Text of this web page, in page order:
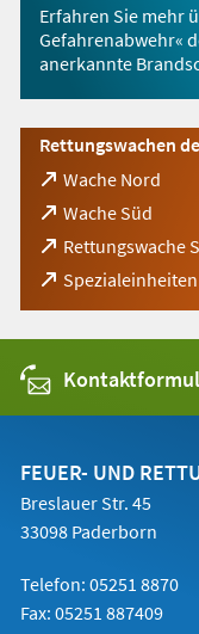
Erfahren Sie mehr
Gefahrenabwehr«
anerkannte
Rettungswachen
Wache Nord
(Öffnet
in
einem
neuen
Tab)
Wache Süd
(Öffnet
in
einem
neuen
Tab)
Rettungswache
(Öffnet
in
einem
neuen
Tab)
(Öffnet
Tab)
FEUER- UND
Breslauer Str. 45
33098 Paderborn
Telefon: 05251 8870
Fax: 05251 887409